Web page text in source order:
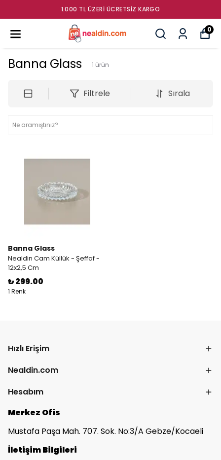
1.000 TL ÜZERI ÜCRETSIZ KARGO
0
Banna Glass 1 ürün
Filtrele Sırala
Banna Glass
Nealdin Cam Küllük - Şeffaf -
12x2,5 Cm
₺ 299.00
1 Renk
Hızlı Erişim
Nealdin.com
Hesabım
Merkez Ofis
Mustafa Paşa Mah. 707. Sok. No:3/A Gebze/Kocaeli
İletişim Bilgileri